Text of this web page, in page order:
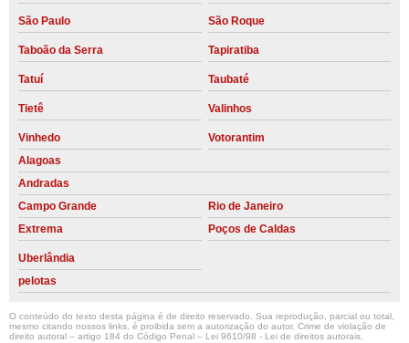
São Paulo São Roque
Taboão da Serra Tapiratiba
Tatuí Taubaté
Tietê Valinhos
Vinhedo
Votorantim
Alagoas
Andradas
Campo Grande
Rio de Janeiro
Extrema
Poços de Caldas
Uberlândia
pelotas
O conteúdo do texto desta página é de direito reservado. Sua reprodução, parcial ou total,
mesmo citando nossos links, é proibida sem a autorização do autor. Crime de violação de
direito autoral – artigo 184 do Código Penal – Lei 9610/98 - Lei de direitos autorais.